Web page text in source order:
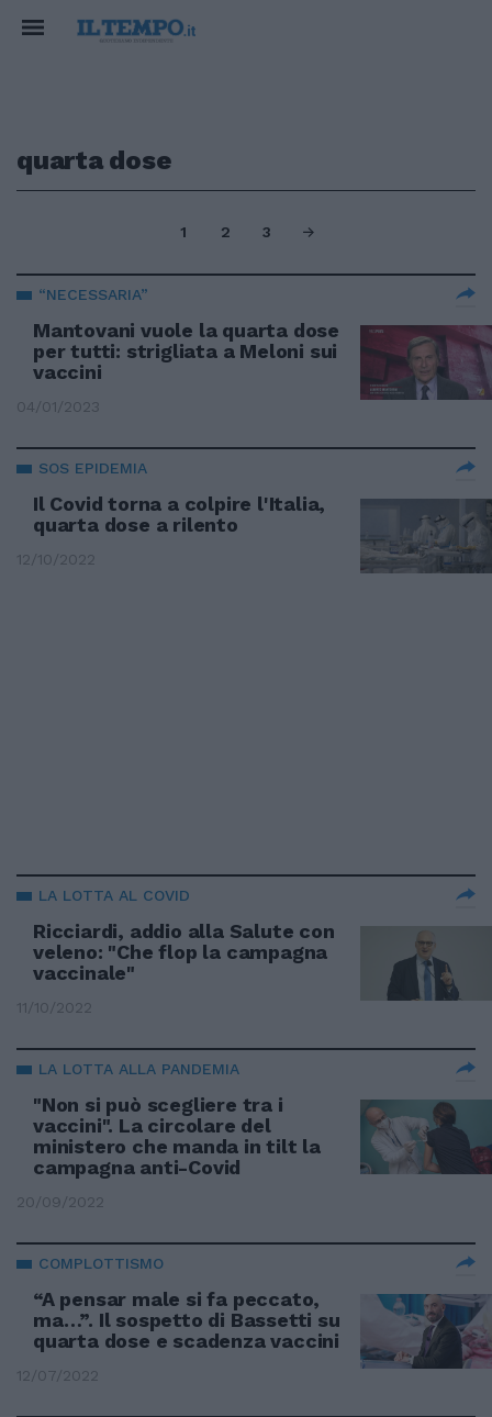
quarta dose
1 2 3
“NECESSARIA”
Mantovani vuole la quarta dose
per tutti: strigliata a Meloni sui
vaccini
04/01/2023
SOS EPIDEMIA
Il Covid torna a colpire l'Italia,
quarta dose a rilento
12/10/2022
LA LOTTA AL COVID
Ricciardi, addio alla Salute con
veleno: "Che flop la campagna
vaccinale"
11/10/2022
LA LOTTA ALLA PANDEMIA
"Non si può scegliere tra i
vaccini". La circolare del
ministero che manda in tilt la
campagna anti-Covid
20/09/2022
COMPLOTTISMO
“A pensar male si fa peccato,
ma…”. Il sospetto di Bassetti su
quarta dose e scadenza vaccini
12/07/2022